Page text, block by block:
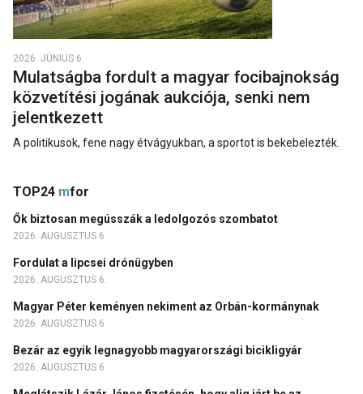
2026. JÚNIUS 6.
Mulatságba fordult a magyar focibajnokság
közvetítési jogának aukciója, senki nem
jelentkezett
A politikusok, fene nagy étvágyukban, a sportot is bekebelezték.
TOP24 mfor
Ők biztosan megússzák a ledolgozós szombatot
2026. AUGUSZTUS 6.
Fordulat a lipcsei drónügyben
2026. AUGUSZTUS 6.
Magyar Péter keményen nekiment az Orbán-kormánynak
2026. AUGUSZTUS 6.
Bezár az egyik legnagyobb magyarországi bicikligyár
2026. AUGUSZTUS 6.